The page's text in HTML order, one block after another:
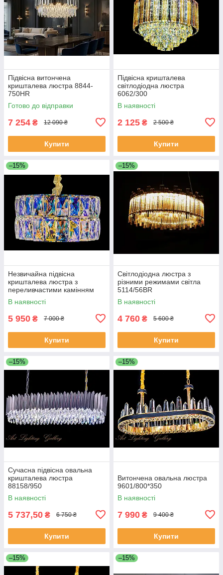
Підвісна витончена
кришталева люстра 8844-
750HR
Готово до відправки
7 254 ₴ 12 090 ₴
Купити
Підвісна кришталева
світлодіодна люстра
6062/300
В наявності
2 125 ₴ 2 500 ₴
Купити
–15%
Незвичайна підвісна
кришталева люстра з
переливчастими камінням
J028/500
В наявності
5 950 ₴ 7 000 ₴
Купити
–15%
Світлодіодна люстра з
різними режимами світла
5114/56BR
В наявності
4 760 ₴ 5 600 ₴
Купити
–15%
Сучасна підвісна овальна
кришталева люстра
88158/950
В наявності
5 737,50 ₴ 6 750 ₴
Купити
–15%
Витончена овальна люстра
9601/800*350
В наявності
7 990 ₴ 9 400 ₴
Купити
–15% –15%